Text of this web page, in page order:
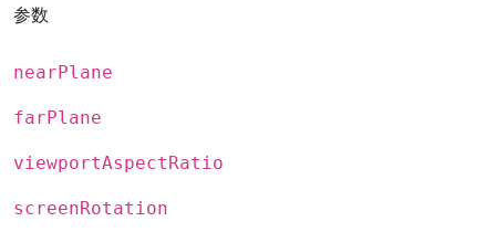
参数
nearPlane
farPlane
viewportAspectRatio
screenRotation